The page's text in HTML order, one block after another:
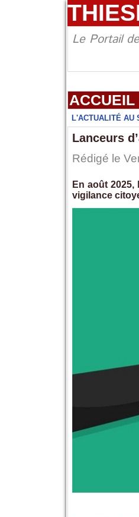
Le Portail
ACCUEIL
L'ACTUALITÉ AU
Lanceurs
Rédigé le
En août
vigilance